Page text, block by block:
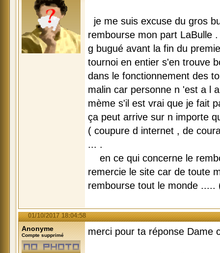
je me suis excuse du gros
rembourse mon part LaBulle .
g bugué avant la fin du
tournoi en entier s'en trouve
dans le fonctionnement des
malin car personne n 'est a l
mème s'il est vrai que je fait
ça peut arrive sur n importe
( coupure d internet , de
... .
en ce qui concerne le
remercie le site car de toute
rembourse tout le monde
01/10/2017 18:04:58
Anonyme
Compte supprimé merci pour ta réponse Dame